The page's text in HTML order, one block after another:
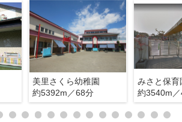
美里さくら幼稚園
約5392m／68分
みさと保育
約3540m